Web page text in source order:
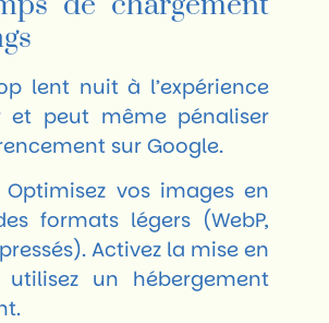
lent nuit à l’expérience
et peut même pénaliser
sur Google.
Optimisez vos images en
formats légers (WebP,
Activez la mise en
un hébergement